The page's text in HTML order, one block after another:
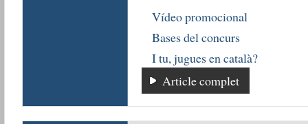
Vídeo promocional
Bases del concurs
I tu, jugues en català?
Article complet